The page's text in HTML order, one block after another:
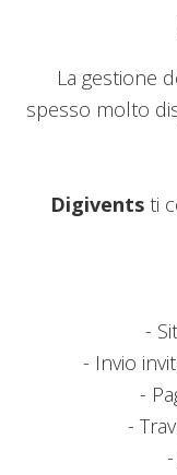
La gestione
spesso molto
Digivents ti
-
- Invio
-
-